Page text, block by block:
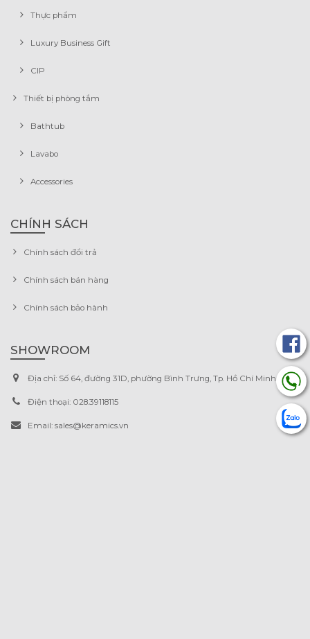
Thực phẩm
Luxury Business Gift
CIP
Thiết bị phòng tắm
Bathtub
Lavabo
Accessories
CHÍNH SÁCH
Chính sách đổi trả
Chính sách bán hàng
Chính sách bảo hành
SHOWROOM
Địa chỉ: Số 64, đường 31D, phường Bình Trưng, Tp. Hồ Chí Minh.
Điện thoại: 028.39118115
Email: sales@keramics.vn